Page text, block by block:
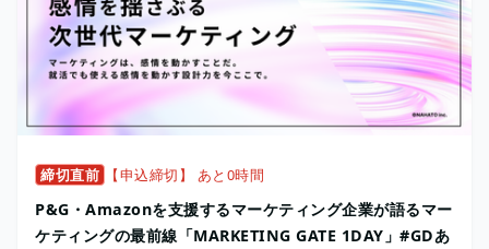
締切直前 【申込締切】 あと0時間
P&G・Amazonを支援するマーケティング企業が語るマー
ケティングの最前線「MARKETING GATE 1DAY」#GDあ